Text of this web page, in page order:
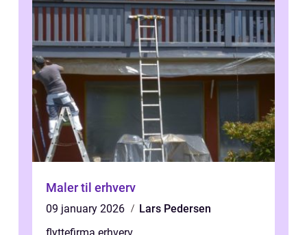
Maler til erhverv
09 january 2026
Lars Pedersen